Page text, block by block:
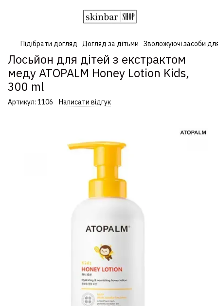
Підібрати догляд Догляд за дітьми Зволожуючі засоби
Лосьйон для дітей з екстрактом
меду ATOPALM Honey Lotion Kids,
300 ml
Артикул: 1106 Написати відгук